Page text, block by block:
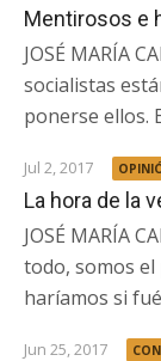
Mentirosos e
JOSÉ MARÍA
socialistas
ponerse ellos.
Jul 2, 2017
La hora de la
JOSÉ MARÍA
todo, somos el
haríamos si
Jun 25, 2017